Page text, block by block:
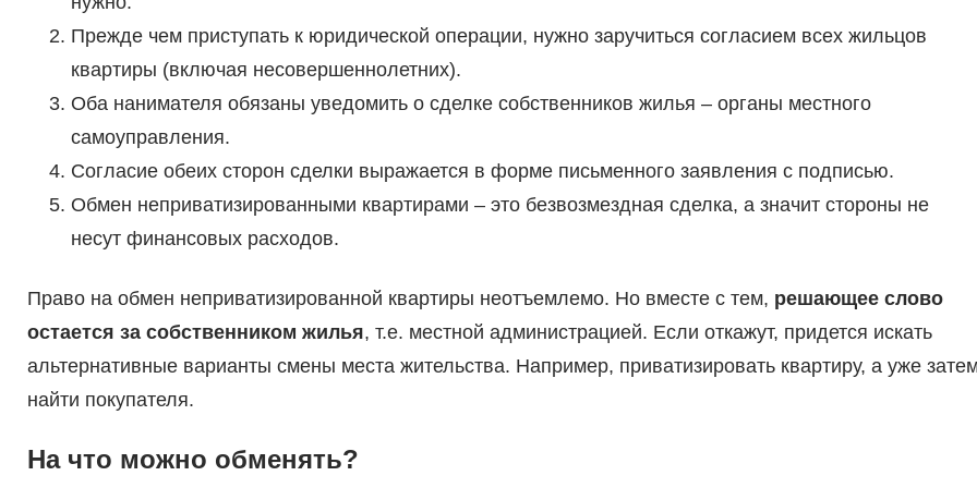
Прежде чем приступать к юридической операции, нужно заручиться согласием всех жильцов
квартиры (включая несовершеннолетних).
Оба нанимателя обязаны уведомить о сделке собственников жилья – органы местного
самоуправления.
Согласие обеих сторон сделки выражается в форме письменного заявления с подписью.
Обмен неприватизированными квартирами – это безвозмездная сделка, а значит стороны не
несут финансовых расходов.
Право на обмен неприватизированной квартиры неотъемлемо. Но вместе с тем, решающее слово
остается за собственником жилья, т.е. местной администрацией. Если откажут, придется искать
альтернативные варианты смены места жительства. Например, приватизировать квартиру, а уже
найти покупателя.
На что можно обменять?